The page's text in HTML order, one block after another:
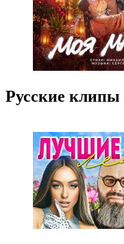
Русские клипы